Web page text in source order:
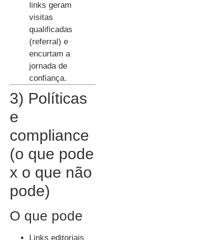
links geram
visitas
qualificadas
(referral) e
encurtam a
jornada de
confiança.
3) Políticas
e
compliance
(o que pode
x o que não
pode)
O que pode
Links editoriais